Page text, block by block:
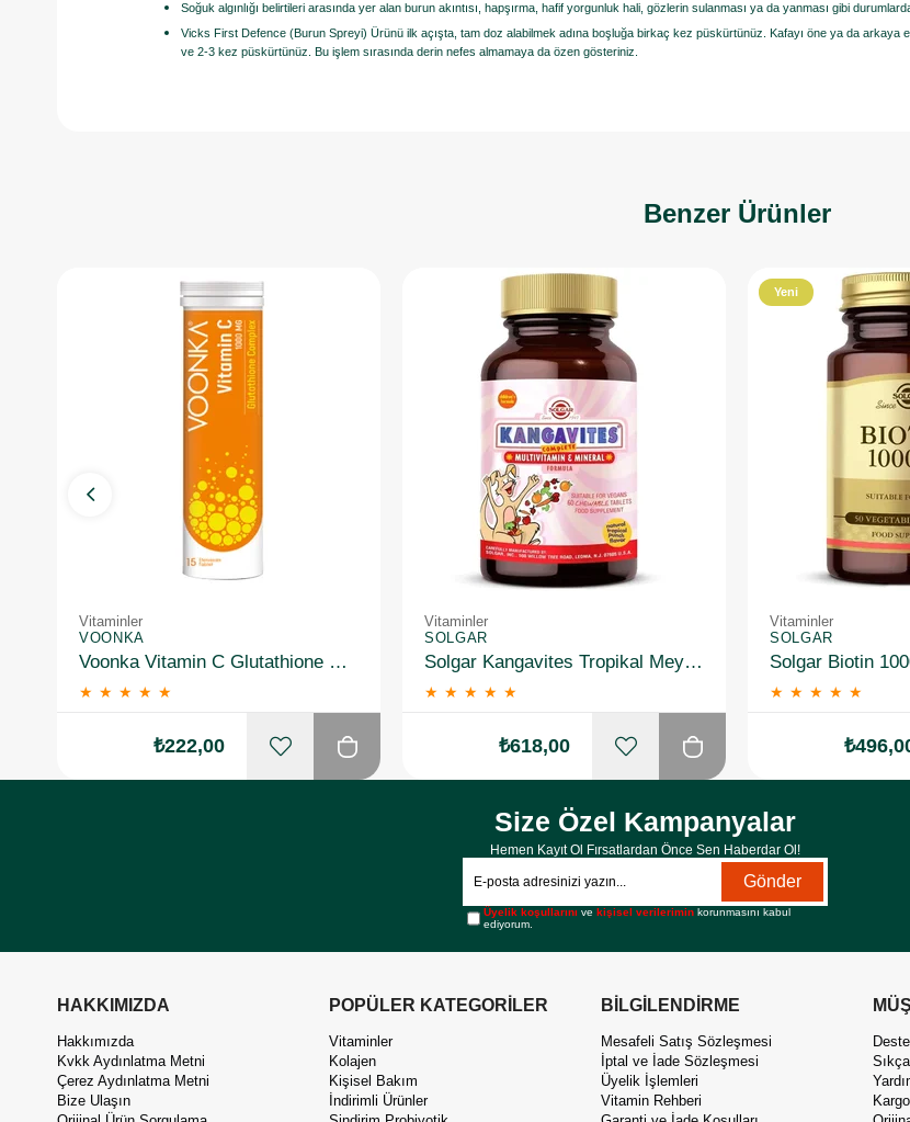
Soğuk algınlığı belirtileri arasında yer alan burun akıntısı, hapşırma, hafif yorgunluk hali, gözlerin sulanması ya da yanması gibi durumlarda
Vicks First Defence (Burun Spreyi) Ürünü ilk açışta, tam doz alabilmek adına boşluğa birkaç kez püskürtünüz. Kafayı öne ya da
ve 2-3 kez püskürtünüz. Bu işlem sırasında derin nefes almamaya da özen gösteriniz.
Benzer Ürünler
Vitaminler
VOONKA
Voonka Vitamin C Glutathione Complex Efervesan 15 Tablet
★ ★ ★ ★ ★
₺222,00
Vitaminler
SOLGAR
Solgar Kangavites Tropikal Meyve Aromalı 60 Tablet
★ ★ ★ ★ ★
₺618,00
Vitaminler
SOLGAR
Solgar Biotin
★ ★ ★ ★ ★
Yeni
Size Özel Kampanyalar
Hemen Kayıt Ol Fırsatlardan Önce Sen Haberdar Ol!
Gönder
Üyelik koşullarını vekişisel verilerimin korunmasını kabul
ediyorum.
HAKKIMIZDA
Hakkımızda
Kvkk Aydınlatma Metni
Çerez Aydınlatma Metni
Bize Ulaşın
POPÜLER KATEGORİLER
Vitaminler
Kolajen
Kişisel Bakım
İndirimli Ürünler
BİLGİLENDİRME
Mesafeli Satış Sözleşmesi
İptal ve İade Sözleşmesi
Üyelik İşlemleri
Vitamin Rehberi